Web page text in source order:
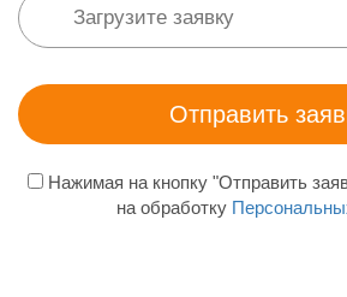
Нажимая на кнопку "Отправить
на обработку